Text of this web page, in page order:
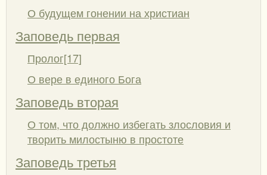
О будущем гонении на христиан
Заповедь первая
Пролог[17]
О вере в единого Бога
Заповедь вторая
О том, что должно избегать злословия и
творить милостыню в простоте
Заповедь третья